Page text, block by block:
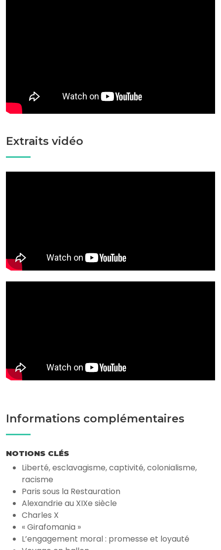
Extraits vidéo
Informations complémentaires
NOTIONS CLÉS
Liberté, esclavagisme, captivité, colonialisme,
racisme
Paris sous la Restauration
Alexandrie au XIXe siècle
Charles X
« Girafomania »
L’engagement moral : promesse et loyauté